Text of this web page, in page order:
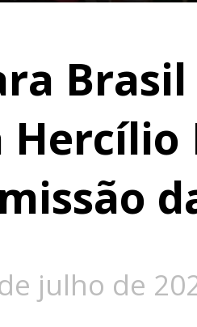
julho de